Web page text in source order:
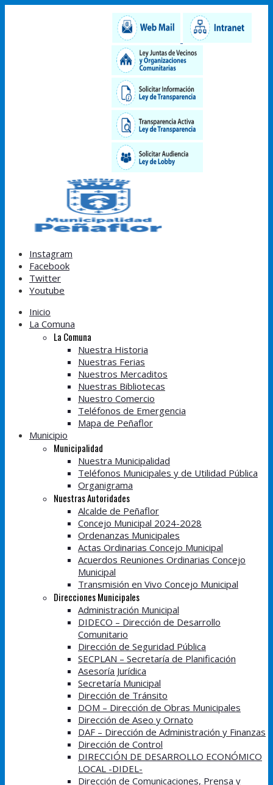
Instagram
Facebook
Twitter
Youtube
Inicio
La Comuna
La Comuna
Nuestra Historia
Nuestras Ferias
Nuestros Mercaditos
Nuestras Bibliotecas
Nuestro Comercio
Teléfonos de Emergencia
Mapa de Peñaflor
Municipio
Municipalidad
Nuestra Municipalidad
Teléfonos Municipales y de Utilidad Pública
Organigrama
Nuestras Autoridades
Alcalde de Peñaflor
Concejo Municipal 2024-2028
Ordenanzas Municipales
Actas Ordinarias Concejo Municipal
Acuerdos Reuniones Ordinarias Concejo
Municipal
Transmisión en Vivo Concejo Municipal
Direcciones Municipales
Administración Municipal
DIDECO – Dirección de Desarrollo
Comunitario
Dirección de Seguridad Pública
SECPLAN – Secretaría de Planificación
Asesoría Jurídica
Secretaría Municipal
Dirección de Tránsito
DOM – Dirección de Obras Municipales
Dirección de Aseo y Ornato
DAF – Dirección de Administración y Finanzas
Dirección de Control
DIRECCIÓN DE DESARROLLO ECONÓMICO
LOCAL -DIDEL-
Dirección de Comunicaciones, Prensa y